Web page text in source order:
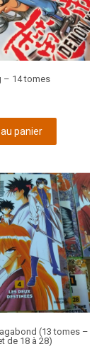
– 14 tomes
panier
(13 tomes –
de 18 à 28)